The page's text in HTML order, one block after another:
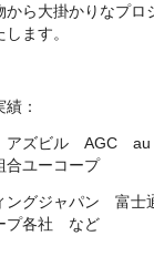
から大掛かりなプロ
ます。
：
アズビル AGC au
ユーコープ
ングジャパン 富
プ各社 など